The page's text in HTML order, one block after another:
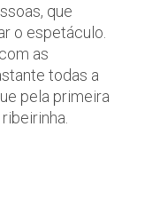
que
o espetáculo.
as
todas a
pela primeira